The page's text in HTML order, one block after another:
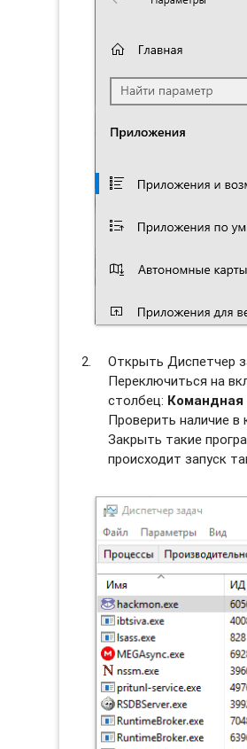
Открыть Диспетчер
Переключиться на
столбец: Командная
Проверить наличие в
Закрыть такие
происходит запуск